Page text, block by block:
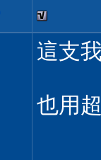
這支
也用